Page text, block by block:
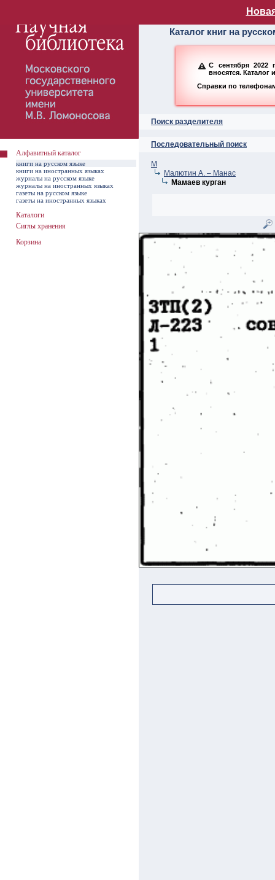
Алфавитный
Каталог книг на
С сентября 2022
вносятся. Каталог
Справки по
Поиск разделителя
Последовательный поиск
М
Малютин А. – Манас
Мамаев курган
Алфавитный каталог
книги на русском языке
книги на иностранных языках
журналы на русском языке
журналы на иностранных языках
газеты на русском языке
газеты на иностранных языках
Каталоги
Сиглы хранения
Корзина